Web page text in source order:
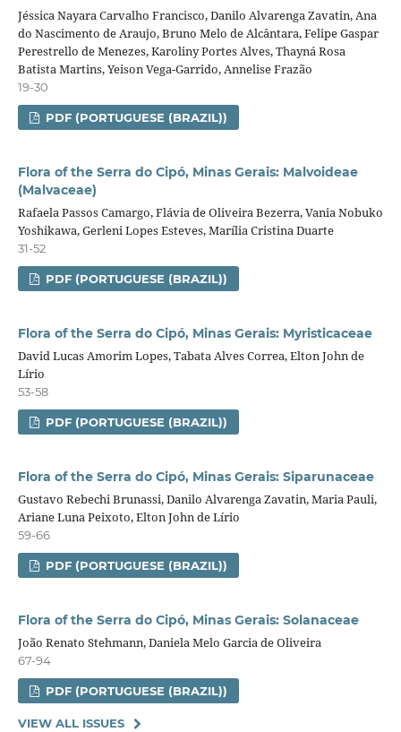
Jéssica Nayara Carvalho Francisco, Danilo Alvarenga Zavatin, Ana
do Nascimento de Araujo, Bruno Melo de Alcântara, Felipe Gaspar
Perestrello de Menezes, Karoliny Portes Alves, Thayná Rosa
Batista Martins, Yeison Vega-Garrido, Annelise Frazão
19-30
PDF (PORTUGUESE (BRAZIL))
Flora of the Serra do Cipó, Minas Gerais: Malvoideae
(Malvaceae)
Rafaela Passos Camargo, Flávia de Oliveira Bezerra, Vania Nobuko
Yoshikawa, Gerleni Lopes Esteves, Marília Cristina Duarte
31-52
PDF (PORTUGUESE (BRAZIL))
Flora of the Serra do Cipó, Minas Gerais: Myristicaceae
David Lucas Amorim Lopes, Tabata Alves Correa, Elton John de
Lírio
53-58
PDF (PORTUGUESE (BRAZIL))
Flora of the Serra do Cipó, Minas Gerais: Siparunaceae
Gustavo Rebechi Brunassi, Danilo Alvarenga Zavatin, Maria Pauli,
Ariane Luna Peixoto, Elton John de Lírio
59-66
PDF (PORTUGUESE (BRAZIL))
Flora of the Serra do Cipó, Minas Gerais: Solanaceae
João Renato Stehmann, Daniela Melo Garcia de Oliveira
67-94
PDF (PORTUGUESE (BRAZIL))
VIEW ALL ISSUES